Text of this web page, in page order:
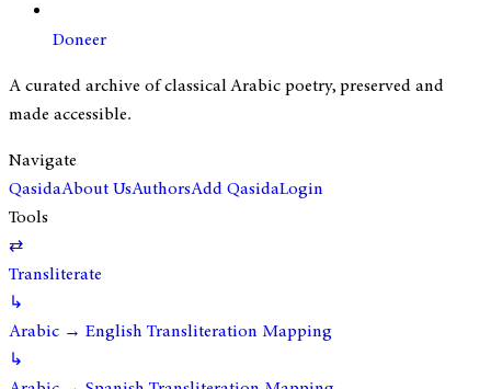
Doneer
A curated archive of classical Arabic poetry, preserved and
made accessible.
Navigate
QasidaAbout UsAuthorsAdd QasidaLogin
Tools
⇄
Transliterate
↳
Arabic → English Transliteration Mapping
↳